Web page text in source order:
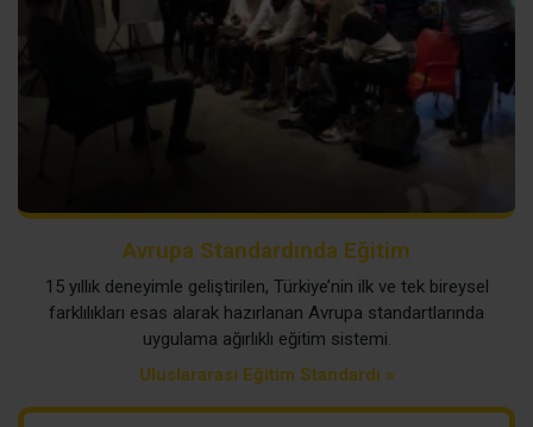
Avrupa Standardında Eğitim
15 yıllık deneyimle geliştirilen, Türkiye’nin ilk ve tek bireysel
farklılıkları esas alarak hazırlanan Avrupa standartlarında
uygulama ağırlıklı eğitim sistemi.
Uluslararası Eğitim Standardı »